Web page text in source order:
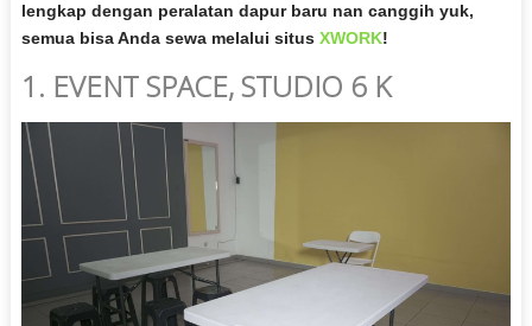
lengkap dengan peralatan dapur baru nan canggih yuk,
semua bisa Anda sewa melalui situs XWORK!
1. EVENT SPACE, STUDIO 6 K